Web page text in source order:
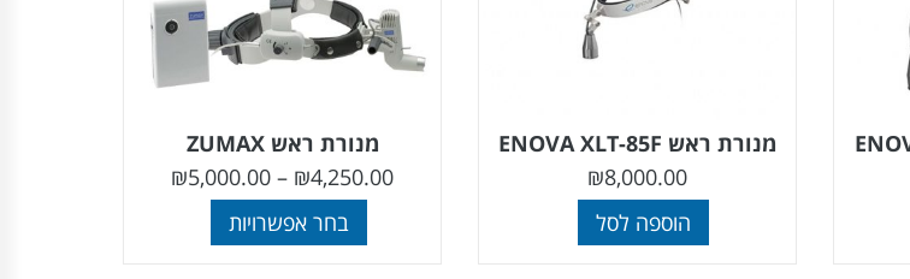
מנורת ראש ENOVA XLT-85F
₪8,000.00
הוספה לסל
מנורת ראש ZUMAX
₪4,250.00
–
₪5,000.00
בחר אפשרויות